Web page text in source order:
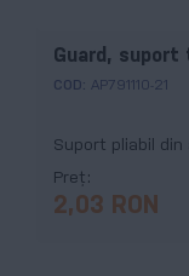
Guard, suport
COD: AP791110-21
Suport pliabil din
Preț
2,03 RON